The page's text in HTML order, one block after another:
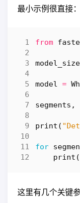
最小示例很直接：
from
model_size
model =
segments ,
print (
for
print (
这里有几个关键参